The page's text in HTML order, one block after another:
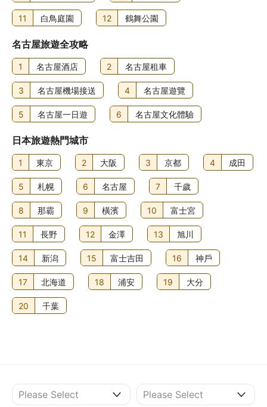
11 白鳥庭園 12 鶴舞公園
名古屋旅遊全攻略
1 名古屋酒店 2 名古屋租車
3 名古屋機場接送 4 名古屋遊覽
5 名古屋一日遊 6 名古屋文化體驗
日本旅遊熱門城市
1 東京 2 大阪 3 京都 4 成田
5 札幌 6 名古屋 7 千歲
8 那霸 9 橫濱 10 富士宮
11 長野 12 金澤 13 旭川
14 新潟 15 富士吉田 16 神戶
17 北海道 18 浦安 19 大分
20 千葉